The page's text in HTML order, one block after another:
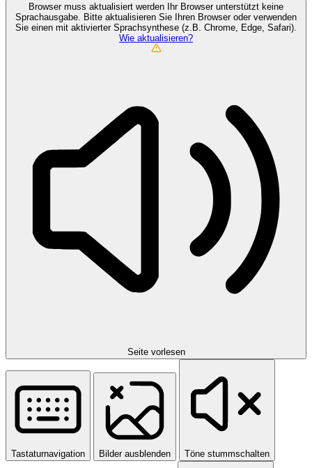
Browser muss aktualisiert werden
Ihr Browser unterstützt keine
Sprachausgabe. Bitte aktualisieren Sie Ihren Browser oder verwenden
Sie einen mit aktivierter Sprachsynthese (z.B. Chrome, Edge, Safari).
Wie aktualisieren?
Seite vorlesen
Tastaturnavigation Bilder ausblenden Töne stummschalten